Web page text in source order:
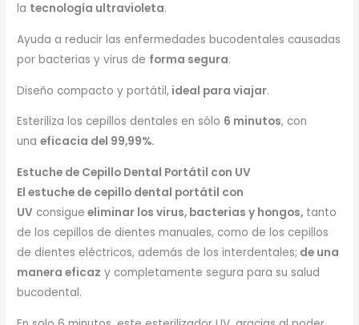
la tecnología ultravioleta.
Ayuda a reducir las enfermedades bucodentales causadas
por bacterias y virus de forma segura.
Diseño compacto y portátil, ideal para viajar.
Esteriliza los cepillos dentales en sólo 6 minutos, con
unaeficacia del 99,99%.
Estuche de Cepillo Dental Portátil con UV
El estuche de cepillo dental portátil con
UV consigue eliminar los virus, bacterias y hongos, tanto
de los cepillos de dientes manuales, como de los cepillos
de dientes eléctricos, además de los interdentales; de una
manera eficaz y completamente segura para su salud
bucodental.